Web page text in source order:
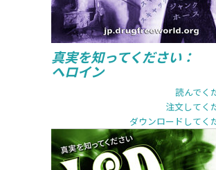
真実を知ってください：
ヘロイン
読んでください
読んでく
注文してく
ダウンロードしてく